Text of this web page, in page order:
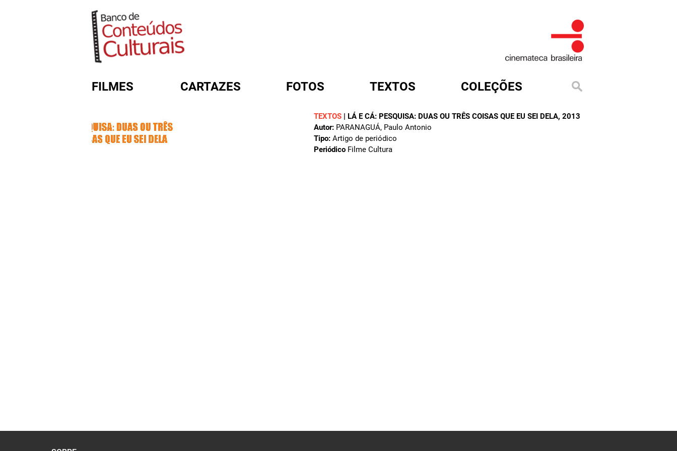
FILMES CARTAZES FOTOS TEXTOS COLEÇÕES
TEXTOS | LÁ E CÁ: PESQUISA: DUAS OU TRÊS COISAS QUE EU SEI DELA, 2013
Autor: PARANAGUÁ, Paulo Antonio
Tipo: Artigo de periódico
Periódico Filme Cultura
FORMULÁRIO DE BUSCA